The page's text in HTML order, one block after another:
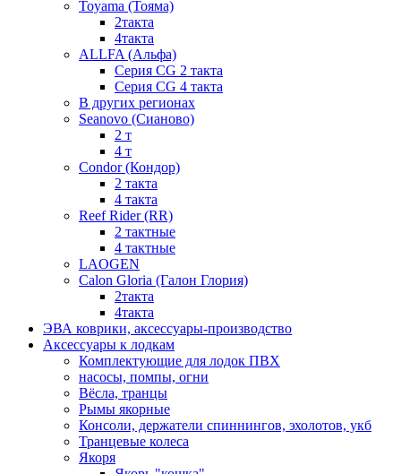
Toyama (Тояма)
2такта
4такта
ALLFA (Альфа)
Серия СG 2 такта
Серия СG 4 такта
В других регионах
Seanovo (Сианово)
2 т
4 т
Condor (Кондор)
2 такта
4 такта
Reef Rider (RR)
2 тактные
4 тактные
LAOGEN
Calon Gloria (Галон Глория)
2такта
4такта
ЭВА коврики, аксессуары-производство
Аксессуары к лодкам
Комплектующие для лодок ПВХ
насосы, помпы, огни
Вёсла, транцы
Рымы якорные
Консоли, держатели спиннингов, эхолотов, укб
Транцевые колеса
Якоря